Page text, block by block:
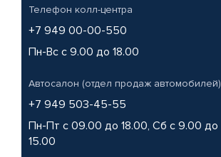
Телефон колл-центра
+7 949 00-00-550
Пн-Вс с 9.00 до 18.00
Автосалон (отдел продаж автомобилей)
+7 949 503-45-55
Пн-Пт с 09.00 до 18.00, Сб с 9.00 до
15.00